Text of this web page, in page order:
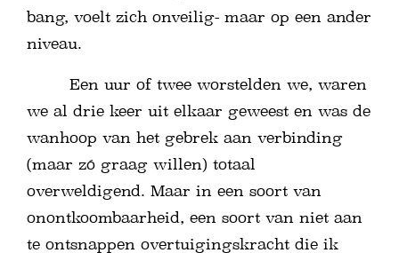
bang, voelt zich onveilig- maar op een ander
niveau.
Een uur of twee worstelden we, waren
we al drie keer uit elkaar geweest en was de
wanhoop van het gebrek aan verbinding
(maar zó graag willen) totaal
overweldigend. Maar in een soort van
onontkoombaarheid, een soort van niet aan
te ontsnappen overtuigingskracht die ik